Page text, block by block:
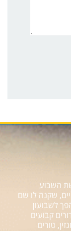
פרשת השבוע
שקנה לו שם
לשבועון
קבועים
טורים